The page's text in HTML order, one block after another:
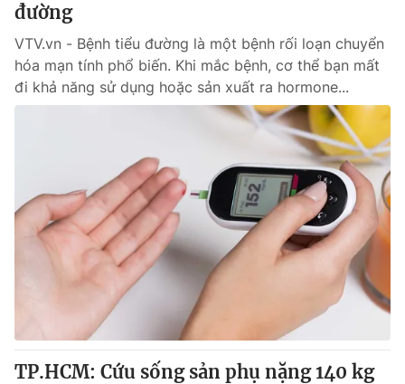
đường
VTV.vn - Bệnh tiểu đường là một bệnh rối loạn chuyển
hóa mạn tính phổ biến. Khi mắc bệnh, cơ thể bạn mất
đi khả năng sử dụng hoặc sản xuất ra hormone...
TP.HCM: Cứu sống sản phụ nặng 140 kg